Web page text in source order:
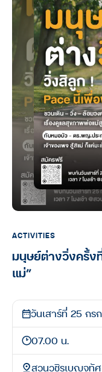
ACTIVITIES
มนุษย์ต่างวิ่งครั้ง
แม่”
วันเสาร์ที่ 25 กร
07.00 น.
สวนวชิรเบญจทั